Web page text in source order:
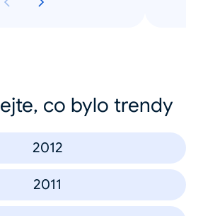
co bylo trendy
2012
2011